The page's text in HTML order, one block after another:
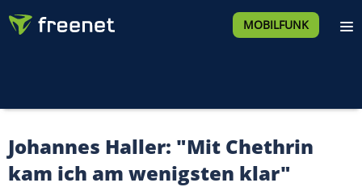
MOBILFUNK
Johannes Haller: "Mit Chethrin
kam ich am wenigsten klar"